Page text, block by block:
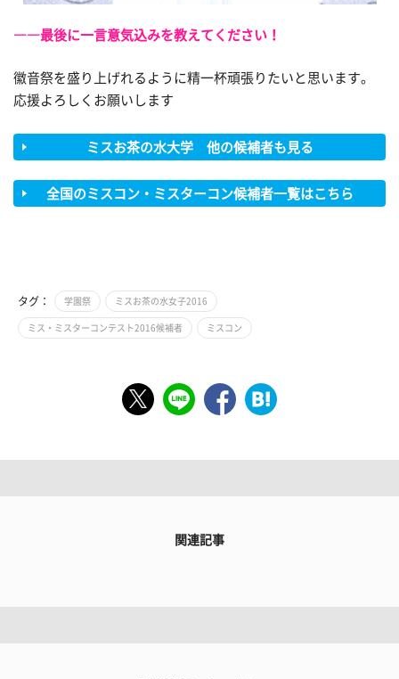
――最後に一言意気込みを教えてください！
徽音祭を盛り上げれるように精一杯頑張りたいと思います。
応援よろしくお願いします
ミスお茶の水大学 他の候補者も見る
全国のミスコン・ミスターコン候補者一覧はこちら
タグ： 学園祭 ミスお茶の水女子2016
ミス・ミスターコンテスト2016候補者 ミスコン
関連記事